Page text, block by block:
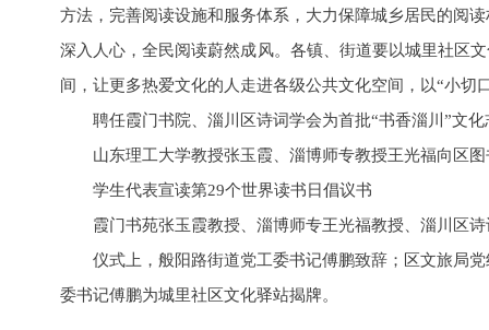
方法，完善阅读设施和服务体系，大力保障城乡居民的阅
深入人心，全民阅读蔚然成风。各镇、街道要以城里社区
间，让更多热爱文化的人走进各级公共文化空间，以“小
聘任霞门书院、淄川区诗词学会为首批“书香淄川”文
山东理工大学教授张玉霞、淄博师专教授王光福向区
学生代表宣读第29个世界读书日倡议书
霞门书苑张玉霞教授、淄博师专王光福教授、淄川区
仪式上，般阳路街道党工委书记傅鹏致辞；区文旅局
委书记傅鹏为城里社区文化驿站揭牌。